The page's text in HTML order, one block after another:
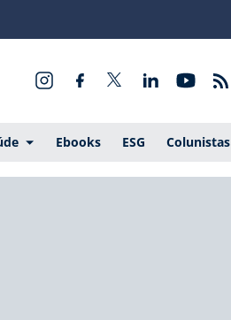
Ebooks ESG Colunistas